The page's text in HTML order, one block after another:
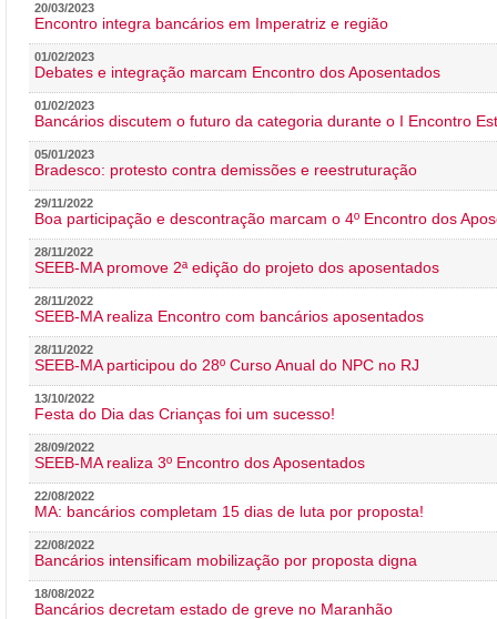
20/03/2023
Encontro integra bancários em Imperatriz e região
01/02/2023
Debates e integração marcam Encontro dos Aposentados
01/02/2023
Bancários discutem o futuro da categoria durante o I Encontro
05/01/2023
Bradesco: protesto contra demissões e reestruturação
29/11/2022
Boa participação e descontração marcam o 4º Encontro dos
28/11/2022
SEEB-MA promove 2ª edição do projeto dos aposentados
28/11/2022
SEEB-MA realiza Encontro com bancários aposentados
28/11/2022
SEEB-MA participou do 28º Curso Anual do NPC no RJ
13/10/2022
Festa do Dia das Crianças foi um sucesso!
28/09/2022
SEEB-MA realiza 3º Encontro dos Aposentados
22/08/2022
MA: bancários completam 15 dias de luta por proposta!
22/08/2022
Bancários intensificam mobilização por proposta digna
18/08/2022
Bancários decretam estado de greve no Maranhão